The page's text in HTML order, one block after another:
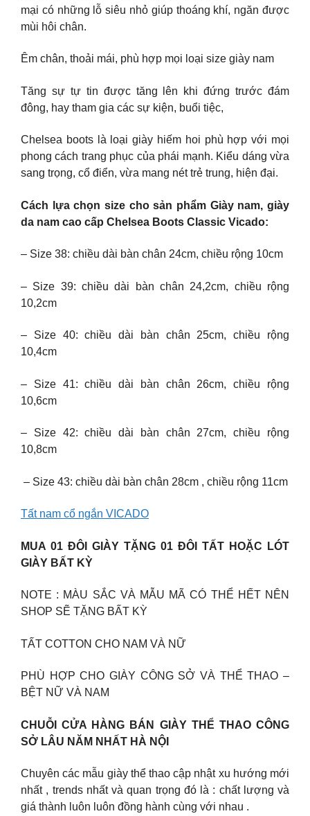
mại có những lỗ siêu nhỏ giúp thoáng khí, ngăn được
mùi hôi chân.
Êm chân, thoải mái, phù hợp mọi loại size giày nam
Tăng sự tự tin được tăng lên khi đứng trước đám
đông, hay tham gia các sự kiện, buổi tiệc,
Chelsea boots là loại giày hiếm hoi phù hợp với mọi
phong cách trang phục của phái mạnh. Kiểu dáng vừa
sang trọng, cổ điển, vừa mang nét trẻ trung, hiện đại.
Cách lựa chọn size cho sản phẩm Giày nam, giày
da nam cao cấp Chelsea Boots Classic Vicado:
– Size 38: chiều dài bàn chân 24cm, chiều rộng 10cm
– Size 39: chiều dài bàn chân 24,2cm, chiều rộng
10,2cm
– Size 40: chiều dài bàn chân 25cm, chiều rộng
10,4cm
– Size 41: chiều dài bàn chân 26cm, chiều rộng
10,6cm
– Size 42: chiều dài bàn chân 27cm, chiều rộng
10,8cm
– Size 43: chiều dài bàn chân 28cm , chiều rộng 11cm
Tất nam cổ ngắn VICADO
MUA 01 ĐÔI GIÀY TẶNG 01 ĐÔI TẤT HOẶC LÓT
GIÀY BẤT KỲ
NOTE : MÀU SẮC VÀ MẪU MÃ CÓ THỂ HẾT NÊN
SHOP SẼ TẶNG BẤT KỲ
TẤT COTTON CHO NAM VÀ NỮ
PHÙ HỢP CHO GIÀY CÔNG SỞ VÀ THỂ THAO –
BỆT NỮ VÀ NAM
CHUỖI CỬA HÀNG BÁN GIÀY THỂ THAO CÔNG
SỞ LÂU NĂM NHẤT HÀ NỘI
Chuyên các mẫu giày thể thao cập nhật xu hướng mới
nhất , trends nhất và quan trọng đó là : chất lượng và
giá thành luôn luôn đồng hành cùng với nhau .